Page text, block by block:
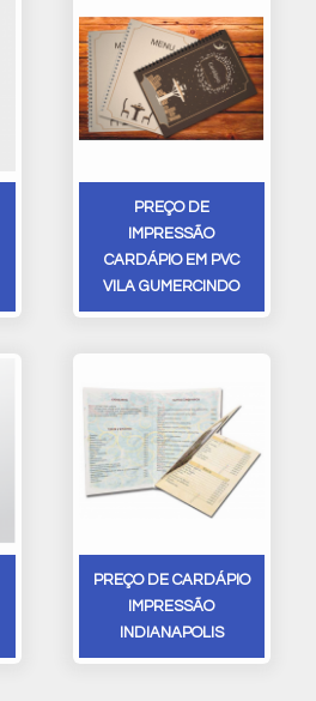
PREÇO DE
IMPRESSÃO
CARDÁPIO EM PVC
VILA GUMERCINDO
PREÇO DE CARDÁPIO
IMPRESSÃO
INDIANAPOLIS